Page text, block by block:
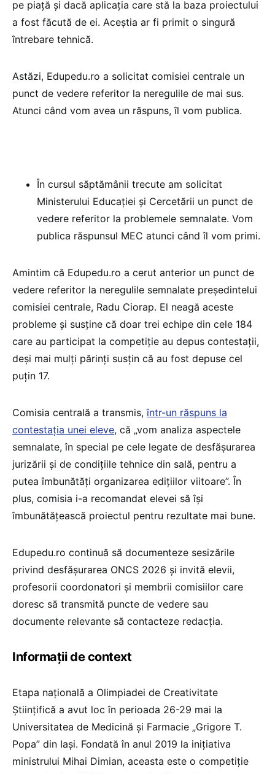
pe piață și dacă aplicația care stă la baza proiectului
a fost făcută de ei. Aceștia ar fi primit o singură
întrebare tehnică.
Astăzi, Edupedu.ro a solicitat comisiei centrale un
punct de vedere referitor la neregulile de mai sus.
Atunci când vom avea un răspuns, îl vom publica.
În cursul săptămânii trecute am solicitat
Ministerului Educației și Cercetării un punct de
vedere referitor la problemele semnalate. Vom
publica răspunsul MEC atunci când îl vom primi.
Amintim că Edupedu.ro a cerut anterior un punct de
vedere referitor la neregulile semnalate președintelui
comisiei centrale, Radu Ciorap. El neagă aceste
probleme și susține că doar trei echipe din cele 184
care au participat la competiție au depus contestații,
deși mai mulți părinți susțin că au fost depuse cel
puțin 17.
Comisia centrală a transmis,într-un răspuns la
contestația unei eleve, că „vom analiza aspectele
semnalate, în special pe cele legate de desfășurarea
jurizării și de condițiile tehnice din sală, pentru a
putea îmbunătăți organizarea edițiilor viitoare”. În
plus, comisia i-a recomandat elevei să își
îmbunătățească proiectul pentru rezultate mai bune.
Edupedu.ro continuă să documenteze sesizările
privind desfășurarea ONCS 2026 și invită elevii,
profesorii coordonatori și membrii comisiilor care
doresc să transmită puncte de vedere sau
documente relevante să contacteze redacția.
Informații de context
Etapa națională a Olimpiadei de Creativitate
Științifică a avut loc în perioada 26-29 mai la
Universitatea de Medicină și Farmacie „Grigore T.
Popa” din Iași. Fondată în anul 2019 la inițiativa
ministrului Mihai Dimian, aceasta este o competiție